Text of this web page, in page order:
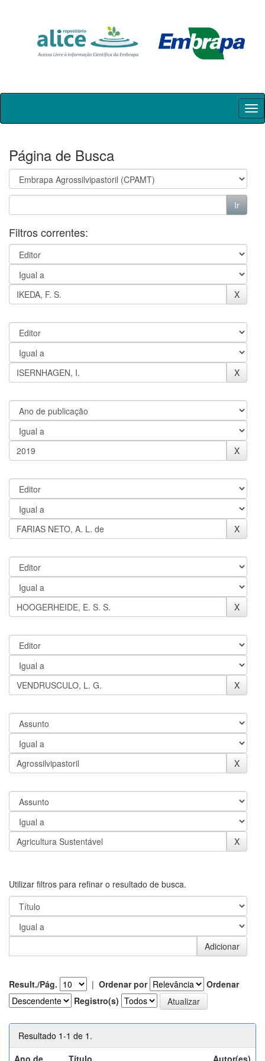
Skip
Página de Busca
Filtros correntes:
Utilizar filtros para refinar o resultado de busca.
Result./Pág. | Ordenar por
Ordenar
Registro(s)
Resultado 1-1 de 1.
Ano de
Título Autor(es)